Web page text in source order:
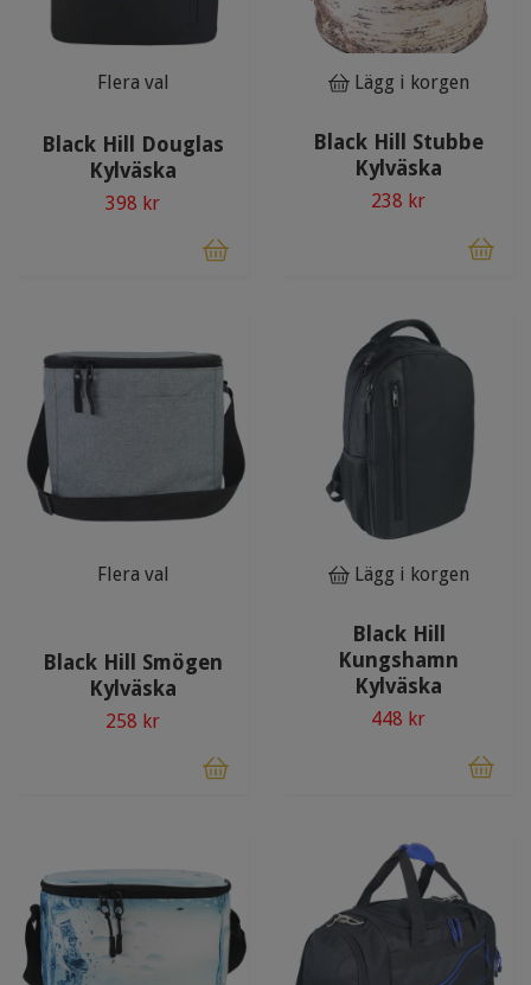
Flera val
Black Hill Douglas
Kylväska
398 kr
Lägg i korgen
Black Hill Stubbe
Kylväska
238 kr
Flera val
Black Hill Smögen
Kylväska
258 kr
Lägg i korgen
Black Hill
Kungshamn
Kylväska
448 kr